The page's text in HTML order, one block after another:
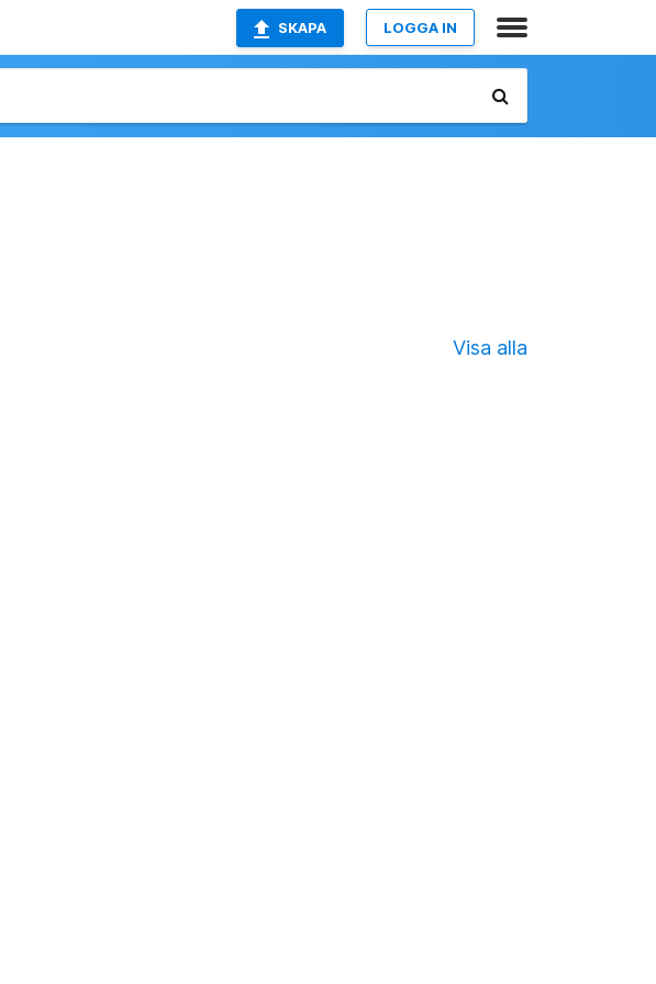
SKAPA LOGGA IN
Visa alla